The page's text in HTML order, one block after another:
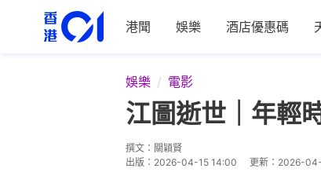
港聞 娛樂 酒店優惠碼
娛樂 電影
江圖逝世｜年輕
撰文： 關穎賢
出版： 2026-04-15 14:00 更新： 2026-